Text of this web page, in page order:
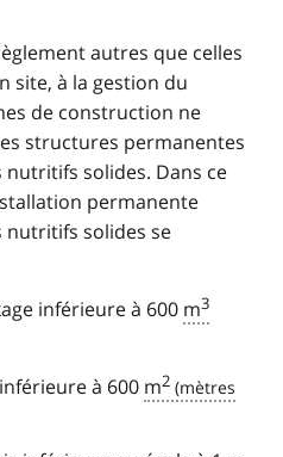
autres que celles
site, à la gestion du
de construction ne
structures permanentes
nutritifs solides. Dans ce
permanente
nutritifs solides se
inférieure à 600 m3
à 600 m2